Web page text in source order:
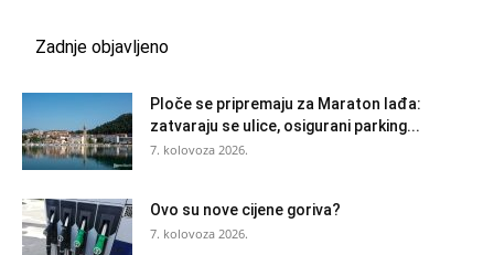
Zadnje objavljeno
Ploče se pripremaju za Maraton lađa:
zatvaraju se ulice, osigurani parking...
7. kolovoza 2026.
Ovo su nove cijene goriva?
7. kolovoza 2026.